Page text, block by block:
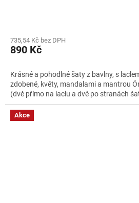
735,54 Kč bez DPH
890 Kč
Krásné a pohodlné šaty z bavlny, s
zdobené, květy, mandalami a mantrou
(dvě přímo na laclu a dvě po stranách
Akce